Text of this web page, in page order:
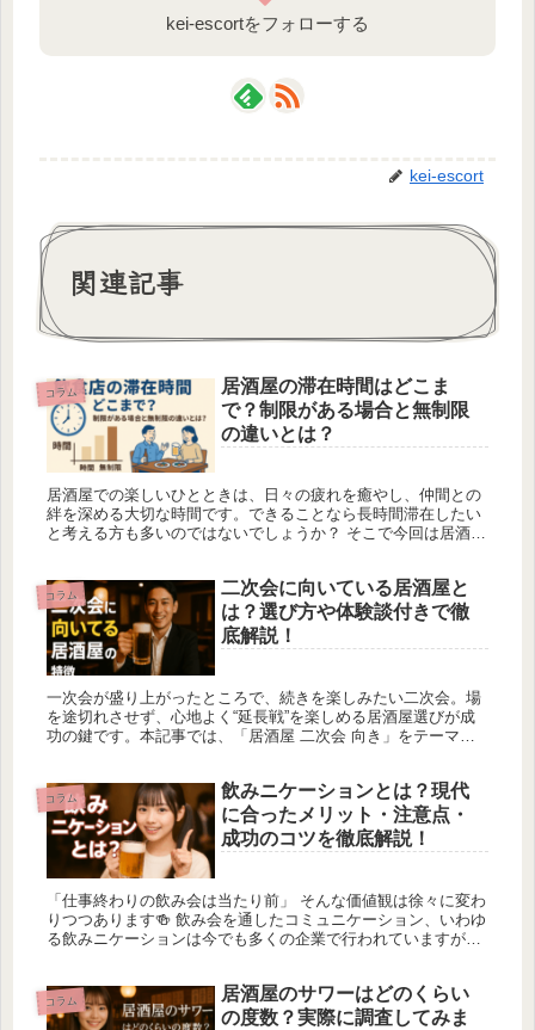
kei-escortをフォローする
kei-escort
関連記事
コラム
居酒屋の滞在時間はどこま
で？制限がある場合と無制限
の違いとは？
居酒屋での楽しいひとときは、日々の疲れを癒やし、仲間との
絆を深める大切な時間です。できることなら長時間滞在したい
と考える方も多いのではないでしょうか？ そこで今回は居酒屋
コラム
二次会に向いている居酒屋と
は？選び方や体験談付きで徹
底解説！
一次会が盛り上がったところで、続きを楽しみたい二次会。場
を途切れさせず、心地よく“延長戦”を楽しめる居酒屋選びが成
功の鍵です。本記事では、「居酒屋 二次会 向き」をテーマ
コラム
飲みニケーションとは？現代
に合ったメリット・注意点・
成功のコツを徹底解説！
「仕事終わりの飲み会は当たり前」 そんな価値観は徐々に変わ
りつつあります🍻 飲み会を通したコミュニケーション、いわゆ
る飲みニケーションは今でも多くの企業で行われていますが、
コラム
居酒屋のサワーはどのくらい
の度数？実際に調査してみま